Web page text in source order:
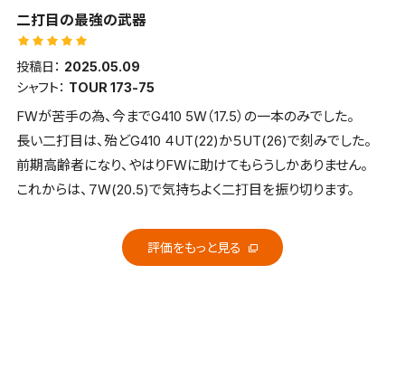
二打目の最強の武器
投稿日： 2025.05.09
シャフト： TOUR 173-75
FWが苦手の為、今までG410 5W（17.5）の一本のみでした。
長い二打目は、殆どG410 ４UT(22)か５UT(26)で刻みでした。
前期高齢者になり、やはりFWに助けてもらうしかありません。
これからは、７W(20.5)で気持ちよく二打目を振り切ります。
評価をもっと見る